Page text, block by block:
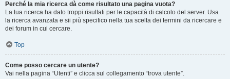
Perché la mia ricerca dà come risultato una pagina vuota?
La tua ricerca ha dato troppi risultati per le capacità di calcolo del server. Usa
la ricerca avanzata e sii più specifico nella tua scelta dei termini da ricercare e
dei forum in cui cercare.
Top
Come posso cercare un utente?
Vai nella pagina “Utenti” e clicca sul collegamento “trova utente”.